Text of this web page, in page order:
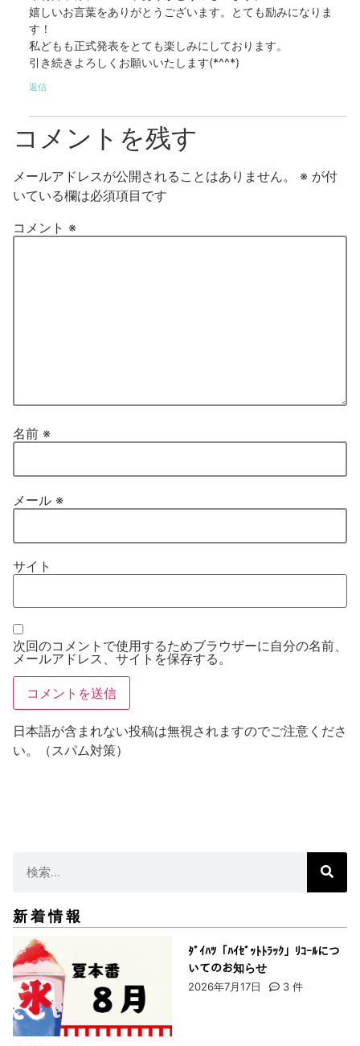
嬉しいお言葉をありがとうございます。とても励みになりま
す！
私どもも正式発表をとても楽しみにしております。
引き続きよろしくお願いいたします(*^^*)
返信
コメントを残す
メールアドレスが公開されることはありません。 ※ が付
いている欄は必須項目です
コメント ※
名前 ※
メール ※
サイト
次回のコメントで使用するためブラウザーに自分の名前、
メールアドレス、サイトを保存する。
日本語が含まれない投稿は無視されますのでご注意くださ
い。（スパム対策）
新着情報
ﾀﾞｲﾊﾂ「ﾊｲｾﾞｯﾄﾄﾗｯｸ」ﾘｺｰﾙにつ
いてのお知らせ
2026年7月17日 3 件